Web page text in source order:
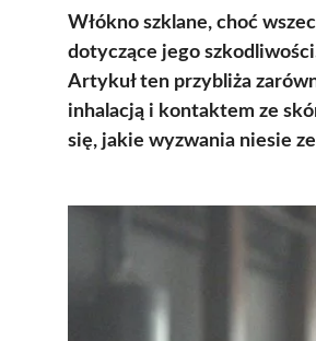
Włókno szklane, choć
dotyczące jego
Artykuł ten przybliża
inhalacją i kontaktem ze
się, jakie wyzwania niesie